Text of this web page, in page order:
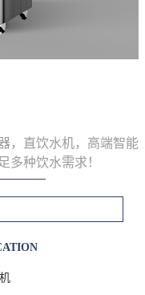
，直饮水机，高端智能
多种饮水需求！